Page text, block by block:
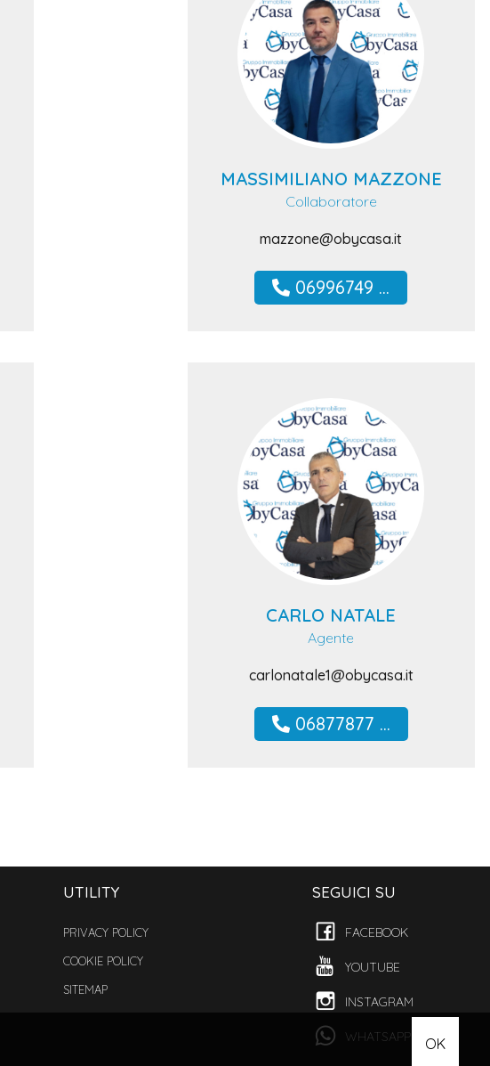
MASSIMILIANO MAZZONE
Collaboratore
mazzone@obycasa.it
06996749 ...
CARLO NATALE
Agente
carlonatale1@obycasa.it
06877877 ...
UTILITY
PRIVACY POLICY
COOKIE POLICY
SITEMAP
SEGUICI SU
FACEBOOK
YOUTUBE
INSTAGRAM
WHATSAPP OK